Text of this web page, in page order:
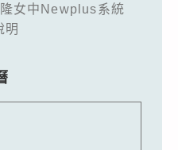
女中Newplus系統
明